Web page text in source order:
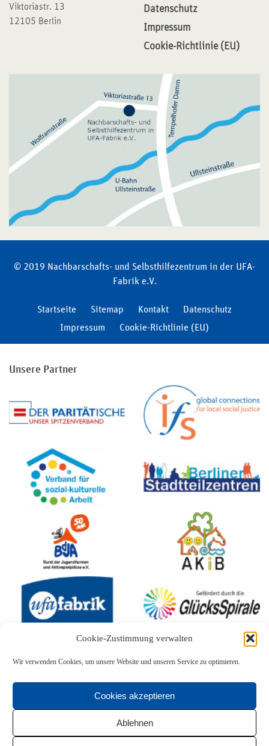
Cookie-Zustimmung verwalten
Wir verwenden Cookies, um unsere Website und unseren Service zu optimieren.
Cookies akzeptieren
Ablehnen
Viktoriastr. 13
12105 Berlin
Datenschutz
Impressum
Cookie-Richtlinie (EU)
© 2019 Nachbarschafts- und Selbsthilfezentrum in der UFA-
Fabrik e.V.
Startseite Sitemap Kontakt
Datenschutz
Impressum
Cookie-Richtlinie (EU)
Unsere Partner